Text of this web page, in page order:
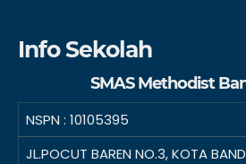
Info Sekolah
SMAS Methodist
NSPN : 10105395
JL.POCUT BAREN NO.3, KOTA